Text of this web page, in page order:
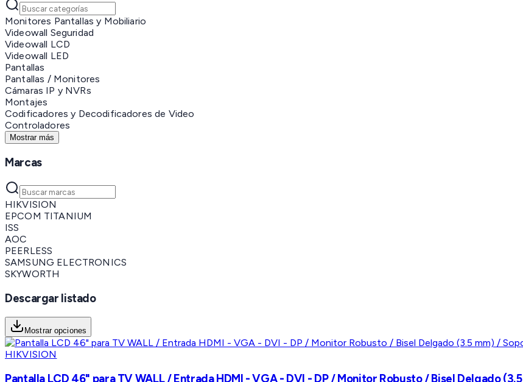
Monitores Pantallas y Mobiliario
Videowall Seguridad
Videowall LCD
Videowall LED
Pantallas
Pantallas / Monitores
Cámaras IP y NVRs
Montajes
Codificadores y Decodificadores de Video
Controladores
Mostrar más
Marcas
HIKVISION
EPCOM TITANIUM
ISS
AOC
PEERLESS
SAMSUNG ELECTRONICS
SKYWORTH
Descargar listado
Mostrar opciones
HIKVISION
Pantalla LCD 46" para TV WALL / Entrada HDMI - VGA - DVI - DP / Monitor Robusto / Bisel Delgado